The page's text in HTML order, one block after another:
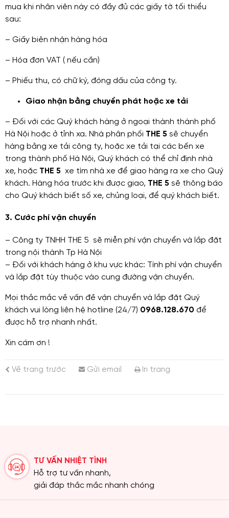
mua khi nhân viên này có đầy đủ các giấy tờ tối thiểu
sau:
– Giấy biên nhận hàng hóa
– Hóa đơn VAT ( nếu cần)
– Phiếu thu, có chữ ký, đóng dấu của công ty.
Giao nhận bằng chuyển phát hoặc xe tải
– Đối với các Quý khách hàng ở ngoại thành thành phố
Hà Nội hoặc ở tỉnh xa. Nhà phân phối THE 5 sẽ chuyển
hàng bằng xe tải công ty, hoặc xe tải tại các bến xe
trong thành phố Hà Nội, Quý khách có thể chỉ định nhà
xe, hoặc THE 5 xe tìm nhà xe để giao hàng ra xe cho Quý
khách. Hàng hóa trước khi được giao, THE 5 sẽ thông báo
cho Quý khách biết số xe, chủng loại, để quý khách biết.
3. Cước phí vận chuyển
– Công ty TNHH THE 5 sẽ miễn phí vận chuyển và lắp đặt
trong nội thành Tp Hà Nội
– Đối với khách hàng ở khu vực khác: Tính phí vận chuyển
và lắp đặt tùy thuộc vào cung đường vận chuyển.
Mọi thắc mắc về vấn đề vận chuyển và lắp đặt Quý
khách vui lòng liên hệ hotline (24/7) 0968.128.670 để
được hỗ trợ nhanh nhất.
Xin cám ơn !
Về trang trước Gửi email In trang
TƯ VẤN NHIỆT TÌNH
Hỗ trợ tư vấn nhanh,
giải đáp thắc mắc nhanh chóng